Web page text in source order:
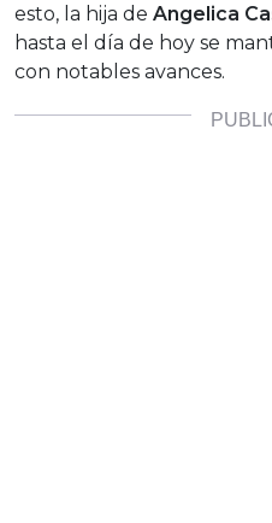
esto, la hija de Angelica
hasta el día de hoy se
con notables avances.